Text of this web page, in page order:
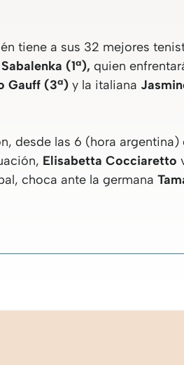
tiene a sus 32 mejores
(1ª), quien
Gauff (3ª) y la italiana
desde las 6 (hora argentina)
Elisabetta Cocciaretto
choca ante la germana